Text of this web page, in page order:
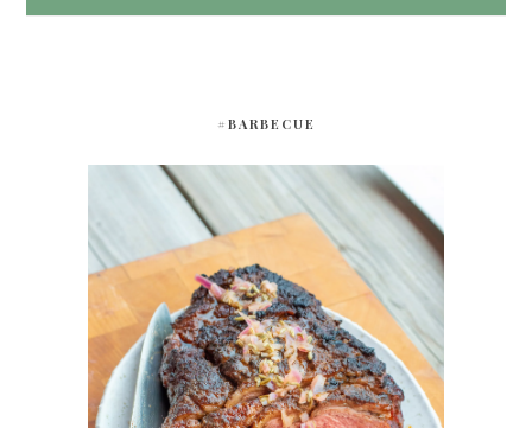
#BARBECUE